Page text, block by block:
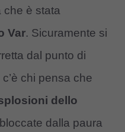
che è stata
Var. Sicuramente si
dal punto di
chi pensa che
dello
dalla paura